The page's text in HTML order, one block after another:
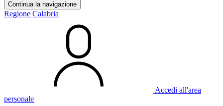
Continua la navigazione
Regione Calabria
Accedi all'area
personale